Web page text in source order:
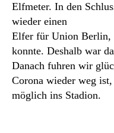
Elfmeter. In den
wieder einen
Elfer für Union Berlin,
konnte. Deshalb war
Danach fuhren wir
Corona wieder weg
möglich ins Stadion.